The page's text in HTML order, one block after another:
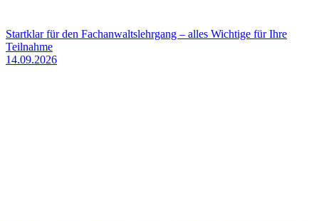
Startklar für den Fachanwaltslehrgang – alles Wichtige für Ihre
Teilnahme
14.09.2026